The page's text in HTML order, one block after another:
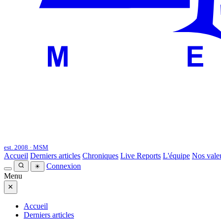
est. 2008 · MSM
Accueil Derniers articles Chroniques Live Reports L'équipe Nos
☀
Connexion
Menu
×
Accueil
Derniers articles